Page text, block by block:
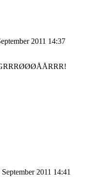
2011 14:37
September 2011 14:41